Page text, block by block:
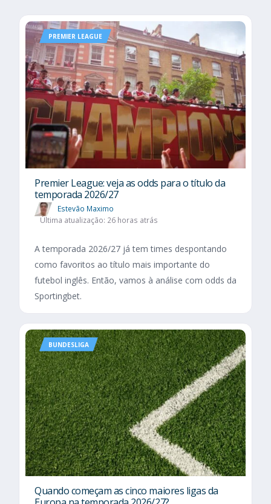
PREMIER LEAGUE
Premier League: veja as odds para o título da
temporada 2026/27
Estevão Maximo
Última atualização: 26 horas atrás
A temporada 2026/27 já tem times despontando
como favoritos ao título mais importante do
futebol inglês. Então, vamos à análise com odds da
Sportingbet.
BUNDESLIGA
Quando começam as cinco maiores ligas da